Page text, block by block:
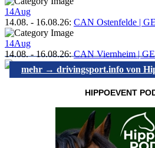
14Aug
14.08. - 16.08.26: CAN Ostenfelde |
14Aug
14.08.-16.08.26:CAN Viernheim |
mehr → drivingsport.info von
HIPPOEVENT